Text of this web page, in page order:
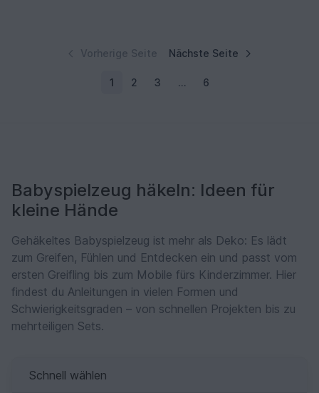
Vorherige Seite Nächste Seite
1 2 3 … 6
Babyspielzeug häkeln: Ideen für
kleine Hände
Gehäkeltes Babyspielzeug ist mehr als Deko: Es lädt
zum Greifen, Fühlen und Entdecken ein und passt vom
ersten Greifling bis zum Mobile fürs Kinderzimmer. Hier
findest du Anleitungen in vielen Formen und
Schwierigkeitsgraden – von schnellen Projekten bis zu
mehrteiligen Sets.
Schnell wählen